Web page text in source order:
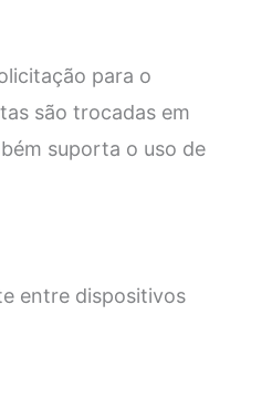
para o
são trocadas em
suporta o uso de
entre dispositivos